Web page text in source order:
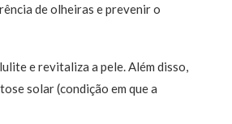
de olheiras e prevenir o
e revitaliza a pele. Além disso,
solar (condição em que a